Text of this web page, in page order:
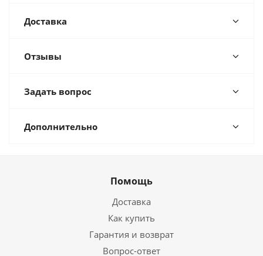
Доставка
Отзывы
Задать вопрос
Дополнительно
Помощь
Доставка
Как купить
Гарантия и возврат
Вопрос-ответ